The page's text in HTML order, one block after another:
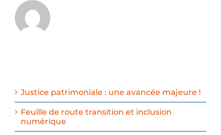
Justice patrimoniale : une avancée majeure !
Feuille de route transition et inclusion
numérique